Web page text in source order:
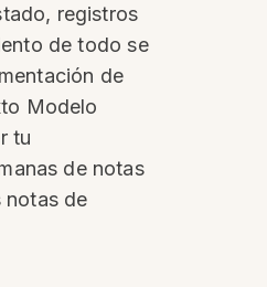
registros
de todo se
de
Modelo
tu
de notas
notas de